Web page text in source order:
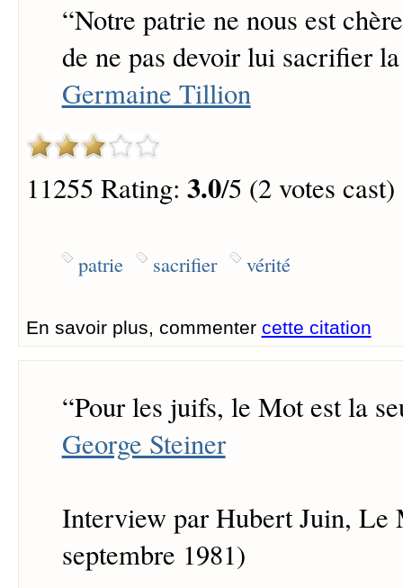
“Notre patrie ne nous est
de ne pas devoir lui sacrifier
Germaine Tillion
11255 Rating: 3.0/5 (2 votes cast)
patrie sacrifier vérité
En savoir plus, commenter cette citation
“Pour les juifs, le Mot est la
George Steiner
Interview par Hubert Juin, Le
septembre 1981)